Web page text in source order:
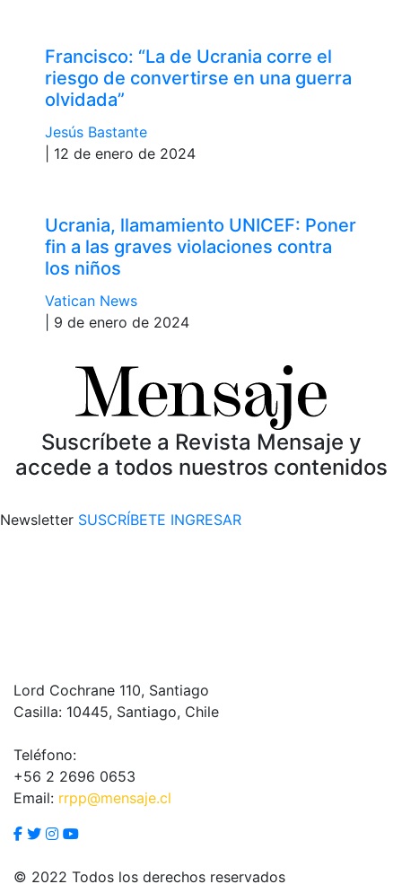
Francisco: “La de Ucrania corre el
riesgo de convertirse en una guerra
olvidada”
Jesús Bastante
| 12 de enero de 2024
Ucrania, llamamiento UNICEF: Poner
fin a las graves violaciones contra
los niños
Vatican News
| 9 de enero de 2024
Suscríbete a Revista Mensaje y
accede a todos nuestros contenidos
Newsletter SUSCRÍBETE INGRESAR
Lord Cochrane 110, Santiago
Casilla: 10445, Santiago, Chile
Teléfono:
+56 2 2696 0653
Email: rrpp@mensaje.cl
© 2022 Todos los derechos reservados